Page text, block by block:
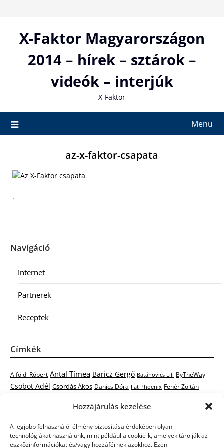
Hozzájárulás kezelése
A legjobb felhasználói élmény biztosítása érdekében olyan
technológiákat használunk, mint például a cookie-k, amelyek tárolják az
eszközinformációkat és/vagy hozzáférnek azokhoz. Ezen
contentX-Faktor Magyarországon
2014 – hírek – sztárok –
videók – interjúk
X-Faktor
Menu
az-x-faktor-csapata
.
Navigáció
Internet
Partnerek
Receptek
Címkék
Alföldi Róbert Antal Tímea Baricz Gergő Batánovics Lili ByTheWay
Csobot Adél Csordás Ákos Danics Dóra Fat Phoenix Fehér Zoltán
Kovács László Stone
Krasznai Tünde Like LiL C. Malek Miklós mentor Muri Enikő
Nagy Feró Oláh Gergő Péterffy Lili Rocktenors RTL Klub